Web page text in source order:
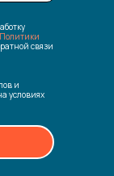
Политики
связи
и
условиях